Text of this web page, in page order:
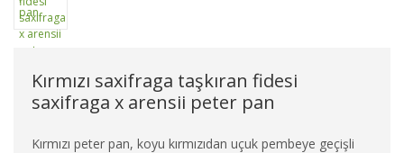
Kırmızı saxifraga taşkıran fidesi
saxifraga x arensii peter pan
Kırmızı peter pan, koyu kırmızıdan uçuk pembeye geçişli